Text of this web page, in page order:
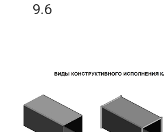
9.6